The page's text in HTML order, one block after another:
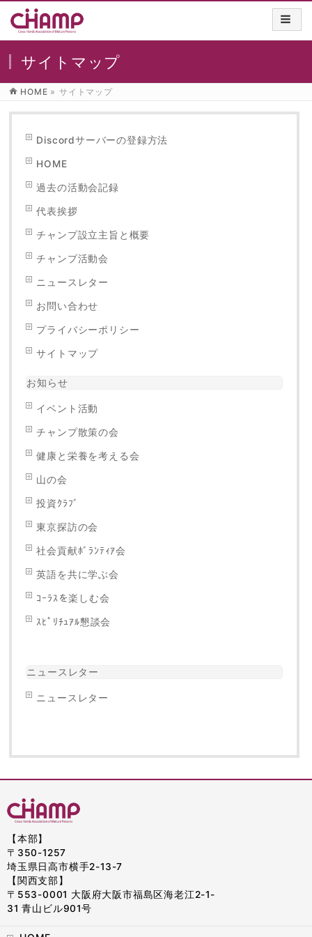
サイトマップ
HOME » サイトマップ
Discordサーバーの登録方法
HOME
過去の活動会記録
代表挨拶
チャンプ設立主旨と概要
チャンプ活動会
ニュースレター
お問い合わせ
プライバシーポリシー
サイトマップ
お知らせ
イベント活動
チャンプ散策の会
健康と栄養を考える会
山の会
投資ｸﾗﾌﾞ
東京探訪の会
社会貢献ﾎﾞﾗﾝﾃｨｱ会
英語を共に学ぶ会
ｺｰﾗｽを楽しむ会
ｽﾋﾟﾘﾁｭｱﾙ懇談会
ニュースレター
ニュースレター
【本部】
〒350-1257
埼玉県日高市横手2-13-7
【関西支部】
〒553-0001 大阪府大阪市福島区海老江2-1-
31 青山ビル901号